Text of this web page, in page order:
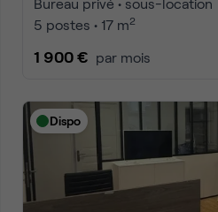
5 postes • 17 m2
1 900 € par mois
Dispo